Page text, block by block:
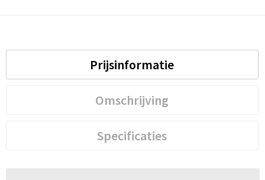
Reistassensets
Goodiebags
Prijsinformatie
Omschrijving
Specificaties